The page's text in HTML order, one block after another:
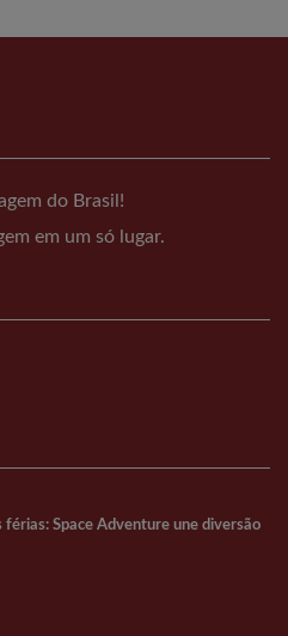
do Brasil!
em um só lugar.
férias: Space Adventure une diversão